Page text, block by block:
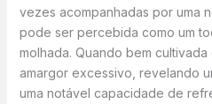
vezes acompanhadas por uma
pode ser percebida como um
molhada. Quando bem
amargor excessivo, revelando
uma notável capacidade de